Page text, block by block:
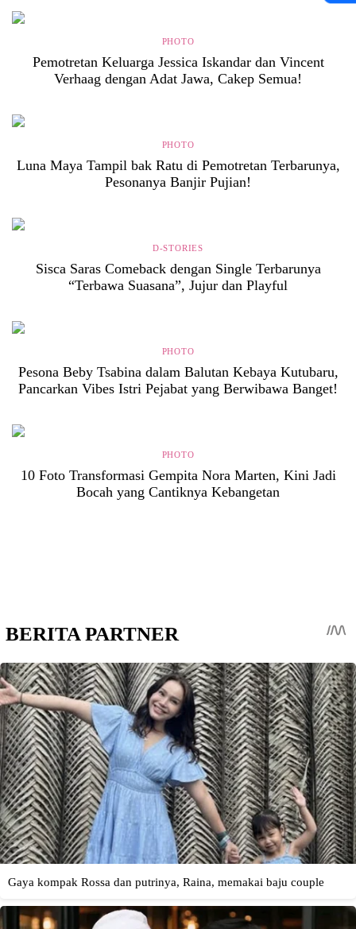
PHOTO
Pemotretan Keluarga Jessica Iskandar dan Vincent
Verhaag dengan Adat Jawa, Cakep Semua!
PHOTO
Luna Maya Tampil bak Ratu di Pemotretan Terbarunya,
Pesonanya Banjir Pujian!
D-STORIES
Sisca Saras Comeback dengan Single Terbarunya
“Terbawa Suasana”, Jujur dan Playful
PHOTO
Pesona Beby Tsabina dalam Balutan Kebaya Kutubaru,
Pancarkan Vibes Istri Pejabat yang Berwibawa Banget!
PHOTO
10 Foto Transformasi Gempita Nora Marten, Kini Jadi
Bocah yang Cantiknya Kebangetan